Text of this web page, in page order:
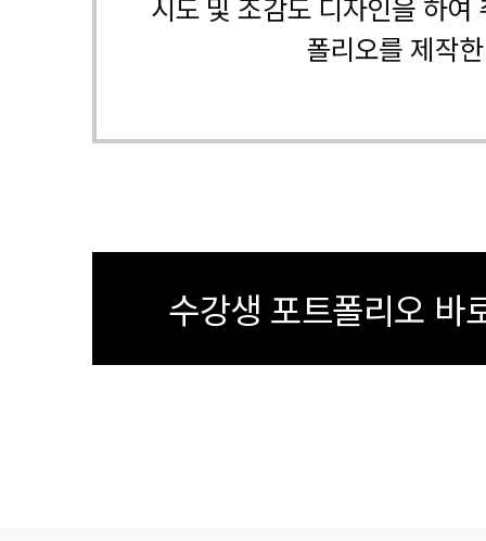
폴리오를 제작
수강생 포트폴리오 바